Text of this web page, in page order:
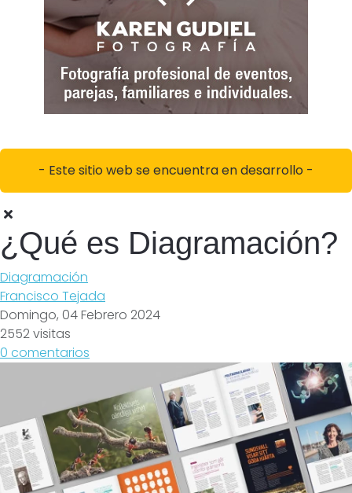
- Este sitio web se encuentra en desarrollo -
¿Qué es Diagramación?
Diagramación
Francisco Tejada
Domingo, 04 Febrero 2024
2552 visitas
0 comentarios